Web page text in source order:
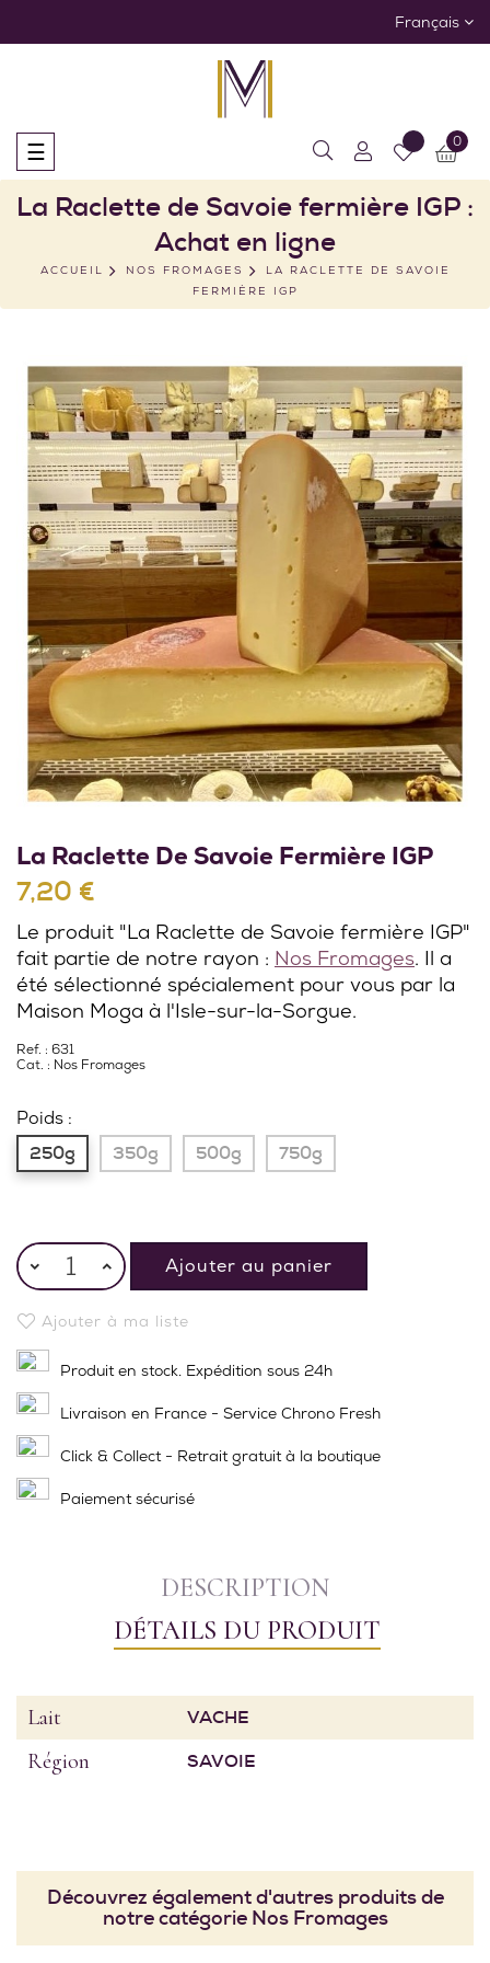
Français
Basculer
la
navigation
☰ 0
La Raclette de Savoie fermière IGP :
Achat en ligne
ACCUEIL NOS FROMAGES
LA RACLETTE DE SAVOIE
FERMIÈRE IGP
La Raclette De Savoie Fermière IGP
7,20 €
Le produit "La Raclette de Savoie fermière IGP"
fait partie de notre rayon : Nos Fromages. Il a
été sélectionné spécialement pour vous par la
Maison Moga à l'Isle-sur-la-Sorgue.
Ref. : 631
Cat. : Nos Fromages
Poids :
250g
350g 500g 750g
Ajouter au panier
Ajouter à ma liste
Produit en stock. Expédition sous 24h
Livraison en France - Service Chrono Fresh
Click & Collect - Retrait gratuit à la boutique
Paiement sécurisé
DESCRIPTION
DÉTAILS DU PRODUIT
Lait VACHE
Région SAVOIE
Découvrez également d'autres produits de
notre catégorie Nos Fromages